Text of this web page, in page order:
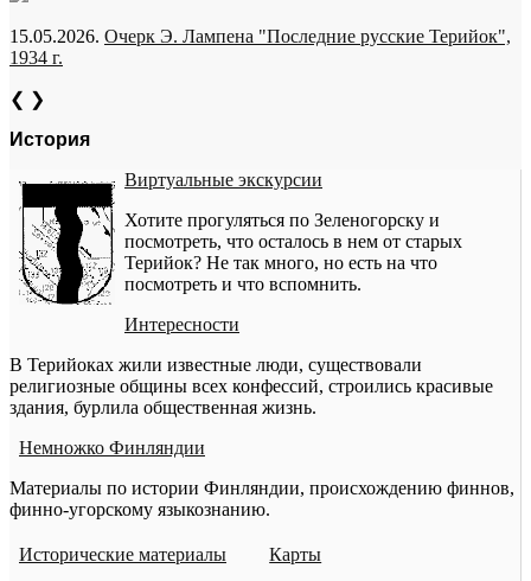
15.05.2026. Очерк Э. Лампена "Последние русские Терийок",
1934 г.
❮ ❯
История
Виртуальные экскурсии
Хотите прогуляться по Зеленогорску и
посмотреть, что осталось в нем от старых
Терийок? Не так много, но есть на что
посмотреть и что вспомнить.
Интересности
В Терийоках жили известные люди, существовали
религиозные общины всех конфессий, строились красивые
здания, бурлила общественная жизнь.
Немножко Финляндии
Материалы по истории Финляндии, происхождению финнов,
финно-угорскому языкознанию.
Исторические материалы Карты